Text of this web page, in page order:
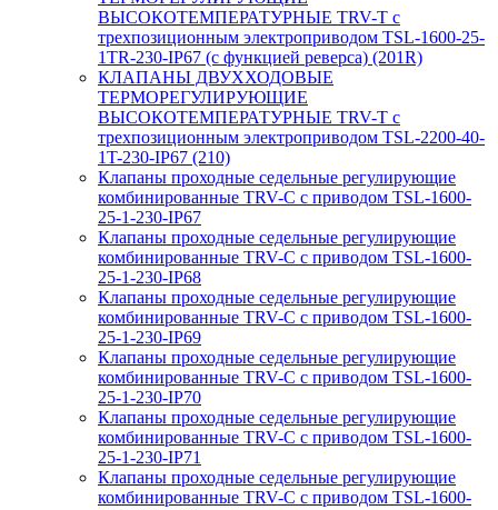
ВЫСОКОТЕМПЕРАТУРНЫЕ TRV-T с
трехпозиционным электроприводом TSL-1600-25-
1TR-230-IP67 (с функцией реверса) (201R)
КЛАПАНЫ ДВУХХОДОВЫЕ
ТЕРМОРЕГУЛИРУЮЩИЕ
ВЫСОКОТЕМПЕРАТУРНЫЕ TRV-T с
трехпозиционным электроприводом TSL-2200-40-
1T-230-IP67 (210)
Клапаны проходные седельные регулирующие
комбинированные TRV-С с приводом TSL-1600-
25-1-230-IP67
Клапаны проходные седельные регулирующие
комбинированные TRV-С с приводом TSL-1600-
25-1-230-IP68
Клапаны проходные седельные регулирующие
комбинированные TRV-С с приводом TSL-1600-
25-1-230-IP69
Клапаны проходные седельные регулирующие
комбинированные TRV-С с приводом TSL-1600-
25-1-230-IP70
Клапаны проходные седельные регулирующие
комбинированные TRV-С с приводом TSL-1600-
25-1-230-IP71
Клапаны проходные седельные регулирующие
комбинированные TRV-С с приводом TSL-1600-